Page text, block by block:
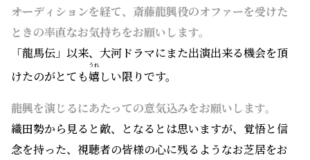
――オーディションを経て、斎藤龍興役のオファーを受けた
ときの率直なお気持ちをお願いします。
「龍馬伝」以来、大河ドラマにまた出演出来る機会を頂
けたのがとても嬉
うれ
しい限りです。
――龍興を演じるにあたっての意気込みをお願いします。
織田勢から見ると敵、となるとは思いますが、覚悟と信
念を持った、視聴者の皆様の心に残るようなお芝居をお